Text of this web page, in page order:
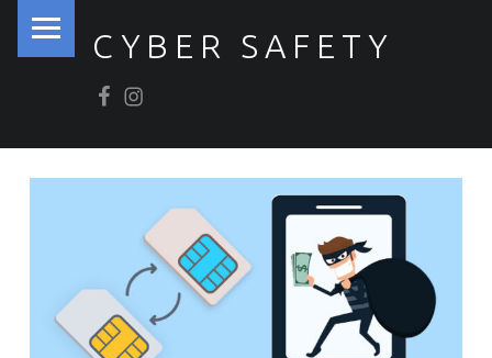
CYBER SAFETY
Ασφάλεια στον Κυβερνοχώρο